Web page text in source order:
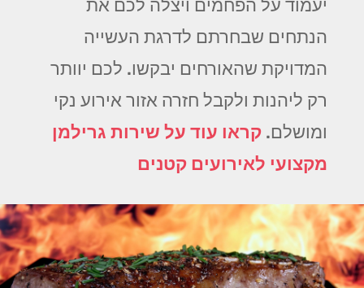
יעמוד על הפחמים ויצלה לכם את
הנתחים שבחרתם לדרגת העשייה
המדויקת שהאורחים יבקשו. לכם יוותר
רק ליהנות ולקבל חזרה אזור אירוע נקי
ומושלם. קראו עוד על שירות גרילמן
מקצועי לאירועים קטנים